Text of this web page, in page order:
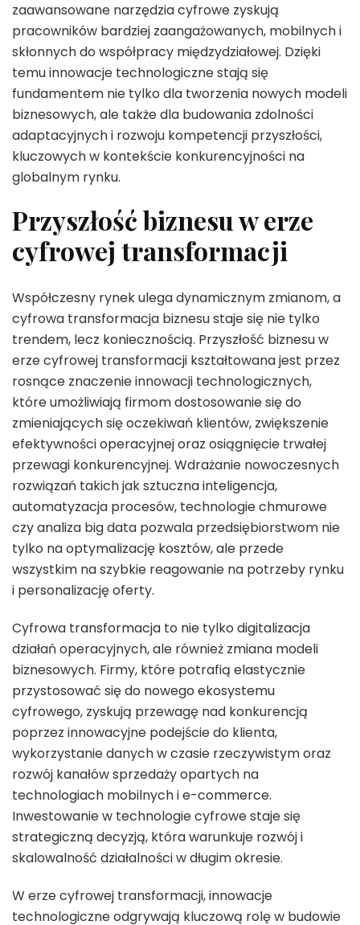
zaawansowane narzędzia cyfrowe zyskują
pracowników bardziej zaangażowanych, mobilnych i
skłonnych do współpracy międzydziałowej. Dzięki
temu innowacje technologiczne stają się
fundamentem nie tylko dla tworzenia nowych modeli
biznesowych, ale także dla budowania zdolności
adaptacyjnych i rozwoju kompetencji przyszłości,
kluczowych w kontekście konkurencyjności na
globalnym rynku.
Przyszłość biznesu w erze
cyfrowej transformacji
Współczesny rynek ulega dynamicznym zmianom, a
cyfrowa transformacja biznesu staje się nie tylko
trendem, lecz koniecznością. Przyszłość biznesu w
erze cyfrowej transformacji kształtowana jest przez
rosnące znaczenie innowacji technologicznych,
które umożliwiają firmom dostosowanie się do
zmieniających się oczekiwań klientów, zwiększenie
efektywności operacyjnej oraz osiągnięcie trwałej
przewagi konkurencyjnej. Wdrażanie nowoczesnych
rozwiązań takich jak sztuczna inteligencja,
automatyzacja procesów, technologie chmurowe
czy analiza big data pozwala przedsiębiorstwom nie
tylko na optymalizację kosztów, ale przede
wszystkim na szybkie reagowanie na potrzeby rynku
i personalizację oferty.
Cyfrowa transformacja to nie tylko digitalizacja
działań operacyjnych, ale również zmiana modeli
biznesowych. Firmy, które potrafią elastycznie
przystosować się do nowego ekosystemu
cyfrowego, zyskują przewagę nad konkurencją
poprzez innowacyjne podejście do klienta,
wykorzystanie danych w czasie rzeczywistym oraz
rozwój kanałów sprzedaży opartych na
technologiach mobilnych i e-commerce.
Inwestowanie w technologie cyfrowe staje się
strategiczną decyzją, która warunkuje rozwój i
skalowalność działalności w długim okresie.
W erze cyfrowej transformacji, innowacje
technologiczne odgrywają kluczową rolę w budowie